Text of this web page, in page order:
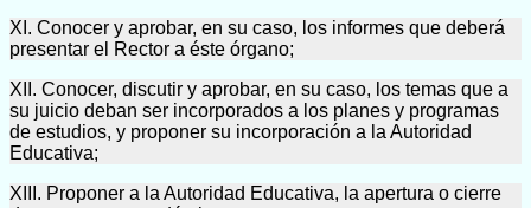
XI. Conocer y aprobar, en su caso, los informes que deberá
presentar el Rector a éste órgano;
XII. Conocer, discutir y aprobar, en su caso, los temas que a
su juicio deban ser incorporados a los planes y programas
de estudios, y proponer su incorporación a la Autoridad
Educativa;
XIII. Proponer a la Autoridad Educativa, la apertura o cierre